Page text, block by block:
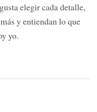
elegir cada detalle,
y entiendan lo que
yo.